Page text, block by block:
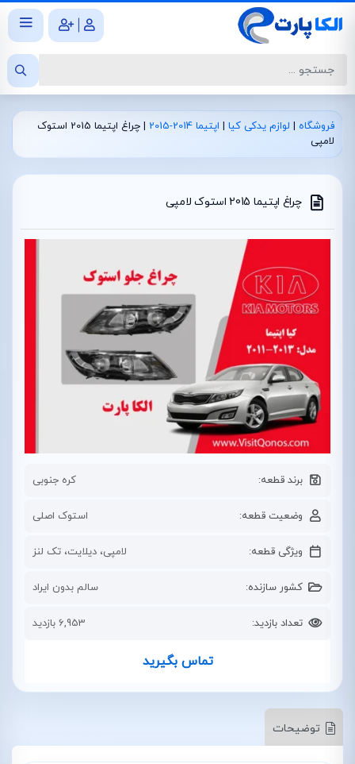
|
فروشگاه | لوازم یدکی کیا | اپتیما 2014-2015 |
چراغ اپتیما 2015 استوک
لامپی
چراغ اپتیما 2015 استوک لامپی
برند قطعه: کره جنوبی
وضعیت قطعه: استوک اصلی
ویژگی قطعه: لامپی، دیلایت، تک لنز
کشور سازنده: سالم بدون ایراد
تعداد بازدید: 6,953 بازدید
تماس بگیرید
توضیحات